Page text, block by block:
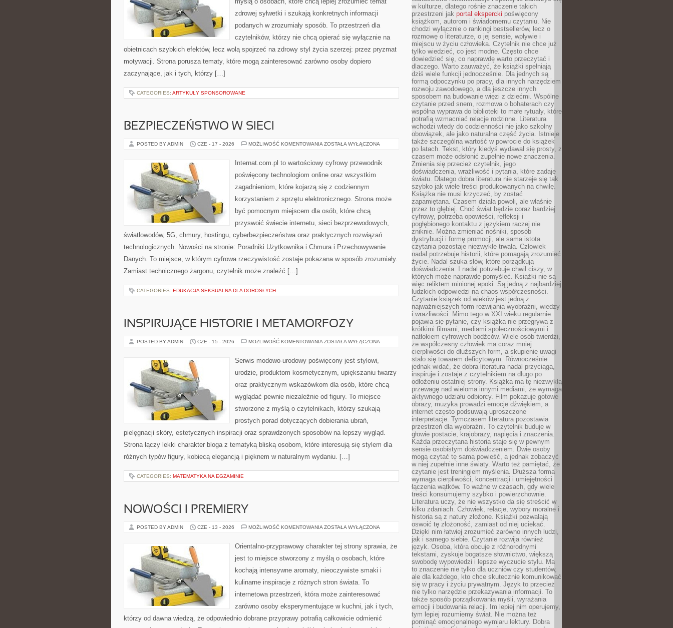
zdrowej sylwetki i szukają konkretnych informacji
podanych w zrozumiały sposób. To przestrzeń dla
czytelników, którzy nie chcą opierać się wyłącznie na
obietnicach szybkich efektów, lecz wolą spojrzeć na zdrowy styl życia szerzej: przez pryzmat
motywacji. Strona porusza tematy, które mogą zainteresować zarówno osoby dopiero
zaczynające, jak i tych, którzy […]
CATEGORIES: ARTYKUŁY SPONSOROWANE
BEZPIECZEŃSTWO W SIECI
POSTED BY ADMIN CZE - 17 - 2026 MOŻLIWOŚĆ KOMENTOWANIA BEZPIECZEŃSTWO
ZOSTAŁA WYŁĄCZONA
Internat.com.pl to wartościowy cyfrowy przewodnik
poświęcony technologiom online oraz wszystkim
zagadnieniom, które kojarzą się z codziennym
korzystaniem z sprzętu elektronicznego. Strona może
być pomocnym miejscem dla osób, które chcą
przyswoić świecie internetu, sieci bezprzewodowych,
światłowodów, 5G, chmury, hostingu, cyberbezpieczeństwa oraz praktycznych rozwiązań
technologicznych. Nowości na stronie: Poradniki Użytkownika i Chmura i Przechowywanie
Danych. To miejsce, w którym cyfrowa rzeczywistość zostaje pokazana w sposób zrozumiały.
Zamiast technicznego żargonu, czytelnik może znaleźć […]
CATEGORIES: EDUKACJA SEKSUALNA DLA DOROSŁYCH
INSPIRUJĄCE HISTORIE I METAMORFOZY
POSTED BY ADMIN CZE - 15 - 2026 MOŻLIWOŚĆ KOMENTOWANIA INSPIRUJĄCE
METAMORFOZY
ZOSTAŁA WYŁĄCZONA
Serwis modowo-urodowy poświęcony jest stylowi,
urodzie, produktom kosmetycznym, upiększaniu twarzy
oraz praktycznym wskazówkom dla osób, które chcą
wyglądać pewnie niezależnie od figury. To miejsce
stworzone z myślą o czytelnikach, którzy szukają
prostych porad dotyczących dobierania ubrań,
pielęgnacji skóry, estetycznych inspiracji oraz sprawdzonych sposobów na lepszy wygląd.
Strona łączy lekki charakter bloga z tematyką bliską osobom, które interesują się stylem dla
różnych typów figury, kobiecą elegancją i pięknem w naturalnym wydaniu. […]
CATEGORIES: MATEMATYKA NA EGZAMINIE
NOWOŚCI I PREMIERY
POSTED BY ADMIN CZE - 13 - 2026 MOŻLIWOŚĆ KOMENTOWANIA NOWOŚCI
ZOSTAŁA WYŁĄCZONA
Orientalno-przyprawowy charakter tej strony sprawia, że
jest to miejsce stworzony z myślą o osobach, które
kochają intensywne aromaty, nieoczywiste smaki i
kulinarne inspiracje z różnych stron świata. To
internetowa przestrzeń, która może zainteresować
zarówno osoby eksperymentujące w kuchni, jak i tych,
którzy od dawna wiedzą, że odpowiednio dobrane przyprawy potrafią całkowicie odmienić
w kulturze, dlatego rośnie znaczenie takich
przestrzeni jak portal ekspercki poświęcony
książkom, autorom i świadomemu czytaniu. Nie
chodzi wyłącznie o rankingi bestsellerów, lecz o
rozmowę o literaturze, o jej sensie, wpływie i
miejscu w życiu człowieka. Czytelnik nie chce już
tylko wiedzieć, co jest modne. Często chce
dowiedzieć się, co naprawdę warto przeczytać i
dlaczego. Warto zauważyć, że książki spełniają
dziś wiele funkcji jednocześnie. Dla jednych są
formą odpoczynku po pracy, dla innych narzędziem
rozwoju zawodowego, a dla jeszcze innych
sposobem na budowanie więzi z dziećmi. Wspólne
czytanie przed snem, rozmowa o bohaterach czy
wspólna wyprawa do biblioteki to małe rytuały, które
potrafią wzmacniać relacje rodzinne. Literatura
wchodzi wtedy do codzienności nie jako szkolny
obowiązek, ale jako naturalna część życia. Istnieje
także szczególna wartość w powrocie do książek
po latach. Tekst, który kiedyś wydawał się prosty, z
czasem może odsłonić zupełnie nowe znaczenia.
Zmienia się przecież czytelnik, jego
doświadczenia, wrażliwość i pytania, które zadaje
światu. Dlatego dobra literatura nie starzeje się tak
szybko jak wiele treści produkowanych na chwilę.
Książka nie musi krzyczeć, by zostać
zapamiętana. Czasem działa powoli, ale właśnie
przez to głębiej. Choć świat będzie coraz bardziej
cyfrowy, potrzeba opowieści, refleksji i
pogłębionego kontaktu z językiem raczej nie
zniknie. Można zmieniać nośniki, sposób
dystrybucji i formę promocji, ale sama istota
czytania pozostaje niezwykle trwała. Człowiek
nadal potrzebuje historii, które pomagają zrozumieć
życie. Nadal szuka słów, które porządkują
doświadczenia. I nadal potrzebuje chwil ciszy, w
których może naprawdę pomyśleć. Książki nie są
więc reliktem minionej epoki. Są jedną z najbardziej
ludzkich odpowiedzi na chaos współczesności.
Czytanie książek od wieków jest jedną z
najważniejszych form rozwijania wyobraźni, wiedzy
i wrażliwości. Mimo tego w XXI wieku regularnie
pojawia się pytanie, czy książka nie przegrywa z
krótkimi filmami, mediami społecznościowymi i
natłokiem cyfrowych bodźców. Wiele osób twierdzi,
że współczesny człowiek ma coraz mniej
cierpliwości do dłuższych form, a skupienie uwagi
stało się towarem deficytowym. Równocześnie
jednak widać, że dobra literatura nadal przyciąga,
inspiruje i zostaje z czytelnikiem na długo po
odłożeniu ostatniej strony. Książka ma tę niezwykłą
przewagę nad wieloma innymi mediami, że wymaga
aktywnego udziału odbiorcy. Film pokazuje gotowe
obrazy, muzyka prowadzi emocje dźwiękiem, a
internet często podsuwają uproszczone
interpretacje. Tymczasem literatura pozostawia
przestrzeń dla wyobraźni. To czytelnik buduje w
głowie postacie, krajobrazy, napięcia i znaczenia.
Każda przeczytana historia staje się w pewnym
sensie osobistym doświadczeniem. Dwie osoby
mogą czytać tę samą powieść, a jednak zobaczyć
w niej zupełnie inne światy. Warto też pamiętać, że
czytanie jest treningiem myślenia. Dłuższa forma
wymaga cierpliwości, koncentracji i umiejętności
łączenia wątków. To ważne w czasach, gdy wiele
treści konsumujemy szybko i powierzchownie.
Literatura uczy, że nie wszystko da się streścić w
kilku zdaniach. Człowiek, relacje, wybory moralne i
historia są z natury złożone. Książki pozwalają
oswoić tę złożoność, zamiast od niej uciekać.
Dzięki nim łatwiej zrozumieć zarówno innych ludzi,
jak i samego siebie. Czytanie rozwija również
język. Osoba, która obcuje z różnorodnymi
tekstami, zyskuje bogatsze słownictwo, większą
swobodę wypowiedzi i lepsze wyczucie stylu. Ma
to znaczenie nie tylko dla uczniów czy studentów,
ale dla każdego, kto chce skutecznie komunikować
się w pracy i życiu prywatnym. Język to przecież
nie tylko narzędzie przekazywania informacji. To
także sposób porządkowania myśli, wyrażania
emocji i budowania relacji. Im lepiej nim operujemy,
tym lepiej rozumiemy świat. Nie można też
pominąć emocjonalnego wymiaru lektury. Dobra